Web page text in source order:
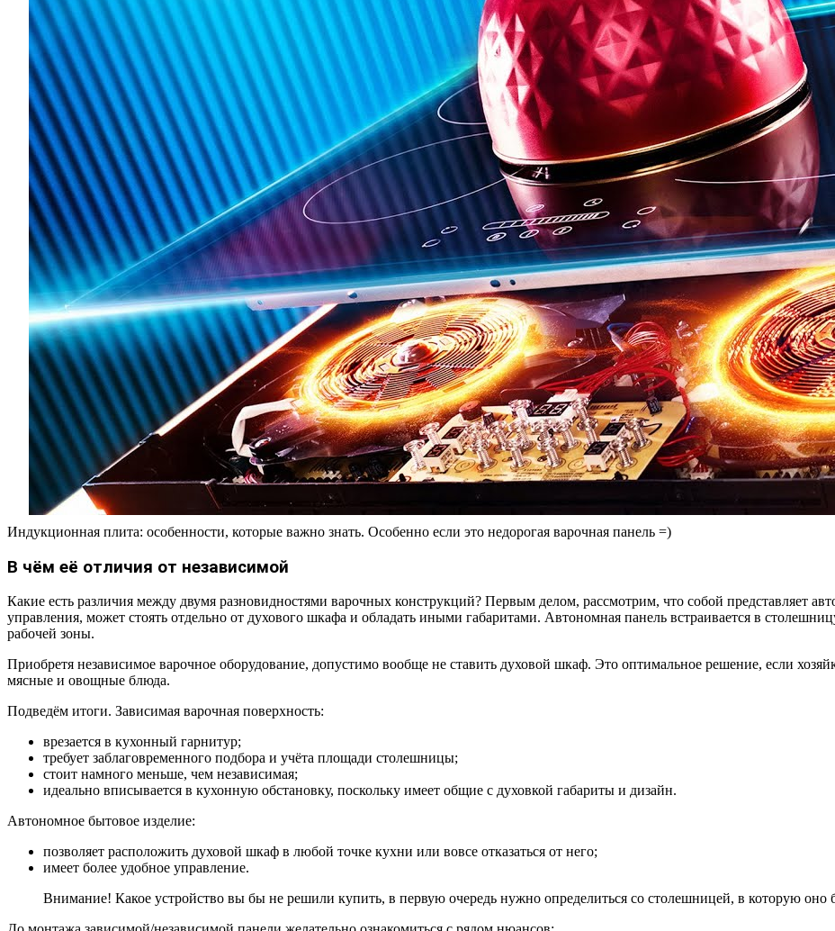
Индукционная плита: особенности, которые важно знать. Особенно если это недорогая варочная панель =)
В чём её отличия от независимой
Какие есть различия между двумя разновидностями варочных конструкций? Первым делом, рассмотрим, что собой представляет
управления, может стоять отдельно от духового шкафа и обладать иными габаритами. Автономная панель встраивается в
рабочей зоны.
Приобретя независимое варочное оборудование, допустимо вообще не ставить духовой шкаф. Это оптимальное решение, если
мясные и овощные блюда.
Подведём итоги. Зависимая варочная поверхность:
врезается в кухонный гарнитур;
требует заблаговременного подбора и учёта площади столешницы;
стоит намного меньше, чем независимая;
идеально вписывается в кухонную обстановку, поскольку имеет общие с духовкой габариты и дизайн.
Автономное бытовое изделие:
позволяет расположить духовой шкаф в любой точке кухни или вовсе отказаться от него;
имеет более удобное управление.
Внимание! Какое устройство вы бы не решили купить, в первую очередь нужно определиться со столешницей, в которую оно